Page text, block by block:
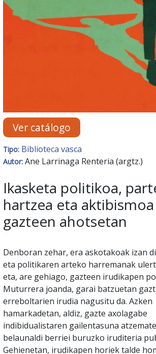
Ver catálogo
Tipo: Biblioteca vasca
Autor: Ane Larrinaga Renteria (argtz.)
Ikasketa politikoa,
hartzea eta aktibismoa
gazteen ahotsetan
Denboran zehar, era askotakoak izan
eta politikaren arteko harremanak
eta, are gehiago, gazteen irudikapen
Muturrera joanda, garai batzuetan
erreboltarien irudia nagusitu da. Azken
hamarkadetan, aldiz, gazte axolagabe
indibidualistaren gailentasuna
belaunaldi berriei buruzko iruditeria
Gehienetan, irudikapen horiek talde